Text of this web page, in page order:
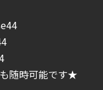
随時可能です★